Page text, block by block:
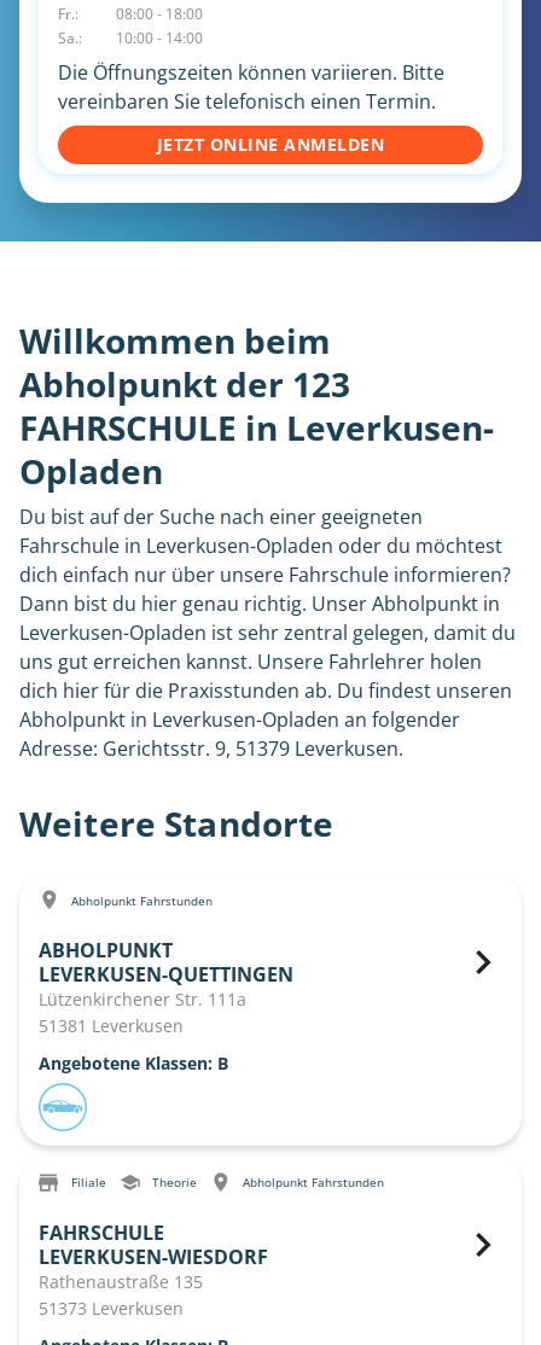
Fr.:
08:00 - 18:00
Sa.:
10:00 - 14:00
Die Öffnungszeiten können variieren. Bitte
vereinbaren Sie telefonisch einen Termin.
JETZT ONLINE ANMELDEN
Willkommen beim
Abholpunkt der 123
FAHRSCHULE in Leverkusen-
Opladen
Du bist auf der Suche nach einer geeigneten
Fahrschule in Leverkusen-Opladen oder du möchtest
dich einfach nur über unsere Fahrschule informieren?
Dann bist du hier genau richtig. Unser Abholpunkt in
Leverkusen-Opladen ist sehr zentral gelegen, damit du
uns gut erreichen kannst. Unsere Fahrlehrer holen
dich hier für die Praxisstunden ab. Du findest unseren
Abholpunkt in Leverkusen-Opladen an folgender
Adresse: Gerichtsstr. 9, 51379 Leverkusen.
Weitere Standorte
Abholpunkt Fahrstunden
ABHOLPUNKT
LEVERKUSEN-QUETTINGEN
Lützenkirchener Str. 111a
51381 Leverkusen
Angebotene Klassen: B
Filiale Theorie Abholpunkt Fahrstunden
FAHRSCHULE
LEVERKUSEN-WIESDORF
Rathenaustraße 135
51373 Leverkusen